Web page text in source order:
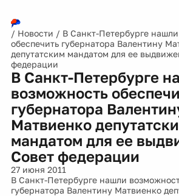
/ Новости / В Санкт-Петербурге
обеспечить губернатора Валентину
депутатским мандатом для ее
федерации
В Санкт-Петербурге
возможность
губернатора
Матвиенко
мандатом для ее
Совет федерации
27 июня 2011
В Санкт-Петербурге нашли
губернатора Валентину Матвиенко